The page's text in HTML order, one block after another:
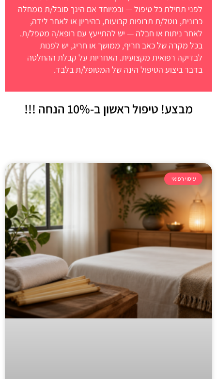
לפני תחילת כל טיפול — ובמיוחד אם הינך סובל/ת ממחלה
כרונית, נוטל/ת תרופות קבועות, בהיריון או לאחר לידה,
לאחר ניתוח או חבלה — יש להתייעץ עם רופא/ה מטפל/ת.
בכל מקרה של כאב חריף, ממושך או חריג, יש לפנות
לבדיקה רפואית מקצועית. האחריות על קבלת ההחלטה
בדבר ביצוע הטיפול הינה של המטופל/ת בלבד.
מבצע! טיפול ראשון ב-10% הנחה !!!
עיסוי רפואי